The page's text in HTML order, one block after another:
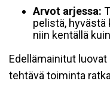
Arvot arjessa:
pelistä,
niin kentällä
Edellämainitut
tehtävä toiminta